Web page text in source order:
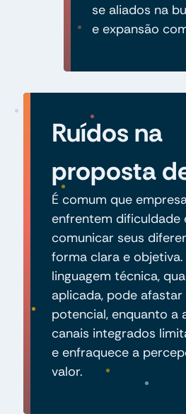
se aliados na
e expansão
Ruídos na
proposta
É comum que
enfrentem dificuldade
comunicar seus
forma clara e objetiva.
linguagem técnica,
aplicada, pode
potencial, enquanto a
canais integrados
e enfraquece a
valor.